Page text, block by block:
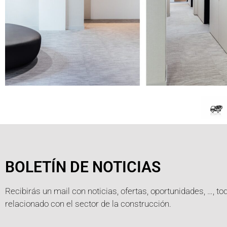
BOLETÍN DE NOTICIAS
Recibirás un mail con noticias, ofertas, oportunidades, …,
relacionado con el sector de la construcción.